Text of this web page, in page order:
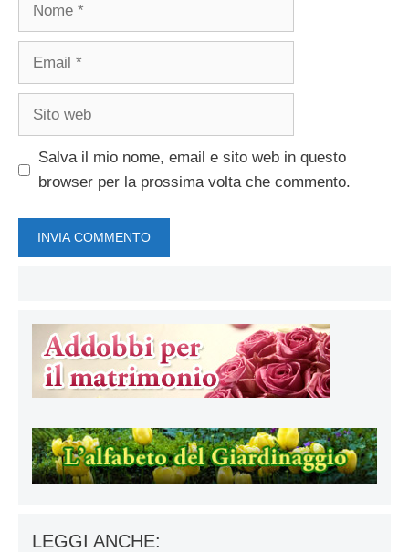
Email
Sito
Salva il mio nome, email e sito web in questo
browser per la prossima volta che commento.
LEGGI ANCHE: